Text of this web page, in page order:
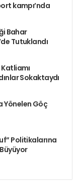
kampı’nda
Bahar
Tutuklandı
Sokaktaydı
Yönelen Göç
Politikalarına